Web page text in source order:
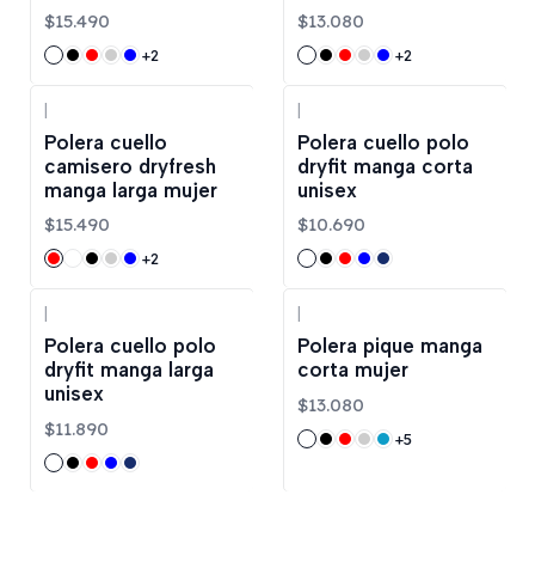
$15.490
+2
$13.080
+2
|
Polera cuello
camisero dryfresh
manga larga mujer
$15.490
+2
|
Polera cuello polo
dryfit manga corta
unisex
$10.690
Polera cuello polo
dryfit manga larga
unisex
$11.890
Polera pique manga
corta mujer
$13.080
+5